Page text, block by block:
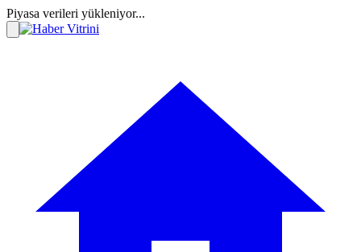
Piyasa verileri yükleniyor...